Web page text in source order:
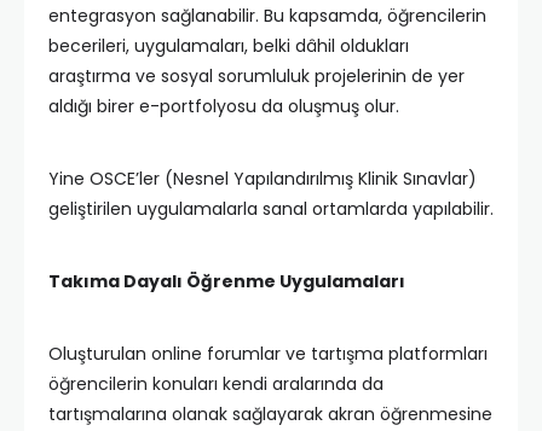
entegrasyon sağlanabilir. Bu kapsamda, öğrencilerin
becerileri, uygulamaları, belki dâhil oldukları
araştırma ve sosyal sorumluluk projelerinin de yer
aldığı birer e-portfolyosu da oluşmuş olur.
Yine OSCE’ler (Nesnel Yapılandırılmış Klinik Sınavlar)
geliştirilen uygulamalarla sanal ortamlarda yapılabilir.
Takıma Dayalı Öğrenme Uygulamaları
Oluşturulan online forumlar ve tartışma platformları
öğrencilerin konuları kendi aralarında da
tartışmalarına olanak sağlayarak akran öğrenmesine